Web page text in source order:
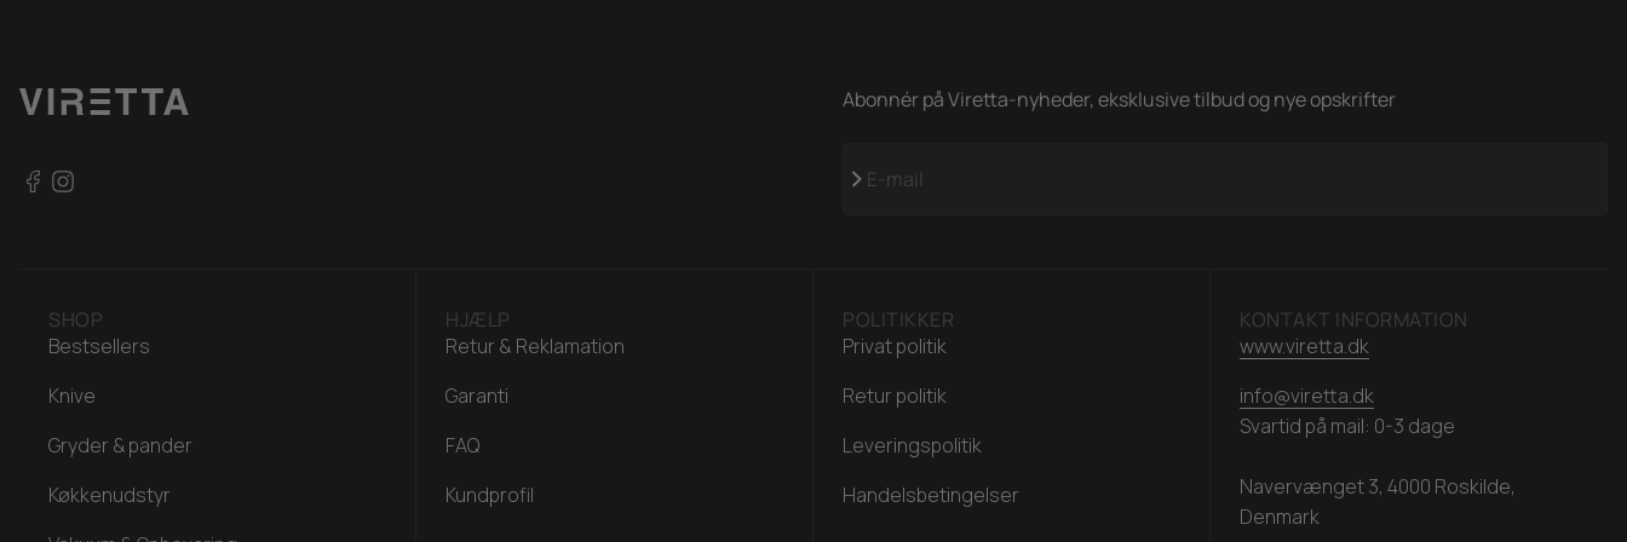
Abonnér på Viretta-nyheder, eksklusive tilbud og nye opskrifter
E-mail
Abonnér
HJÆLP
Retur & Reklamation
Garanti
FAQ
Kundprofil
POLITIKKER
Privat politik
Retur politik
Leveringspolitik
Handelsbetingelser
SHOP
Bestsellers
Knive
Gryder & pander
Køkkenudstyr
KONTAKT INFORMATION
www.viretta.dk
info@viretta.dk
Svartid på mail: 0-3 dage
Navervænget 3, 4000 Roskilde,
Denmark